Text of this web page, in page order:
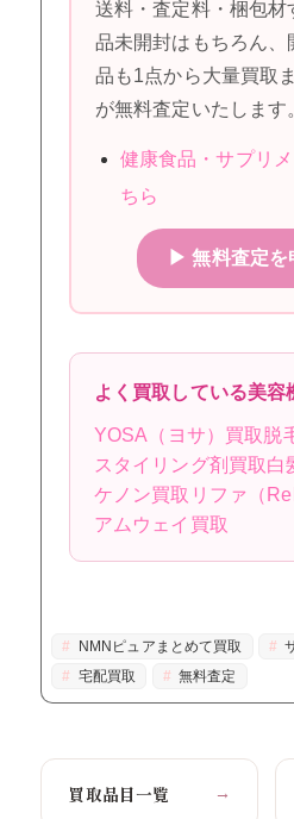
送料・査定料・梱包材
品未開封はもちろん、
品も1点から大量買取
が無料査定いたします
健康食品・サプリ
ちら
▶ 無料査定を
よく買取している美容
YOSA（ヨサ）買取 脱
スタイリング剤買取白
ケノン買取 リファ（
アムウェイ買取
NMNピュアまとめて買取
宅配買取
無料査定
買取品目一覧 →